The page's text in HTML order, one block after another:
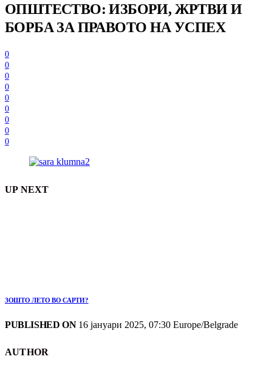
ОПШТЕСТВО: ИЗБОРИ, ЖРТВИ И
БОРБА ЗА ПРАВОТО НА УСПЕХ
0
0
0
0
0
0
0
0
0
UP NEXT
ЗОШТО ЛЕТО ВО САРТИ?
PUBLISHED ON16 јануари 2025, 07:30 Europe/Belgrade
AUTHOR